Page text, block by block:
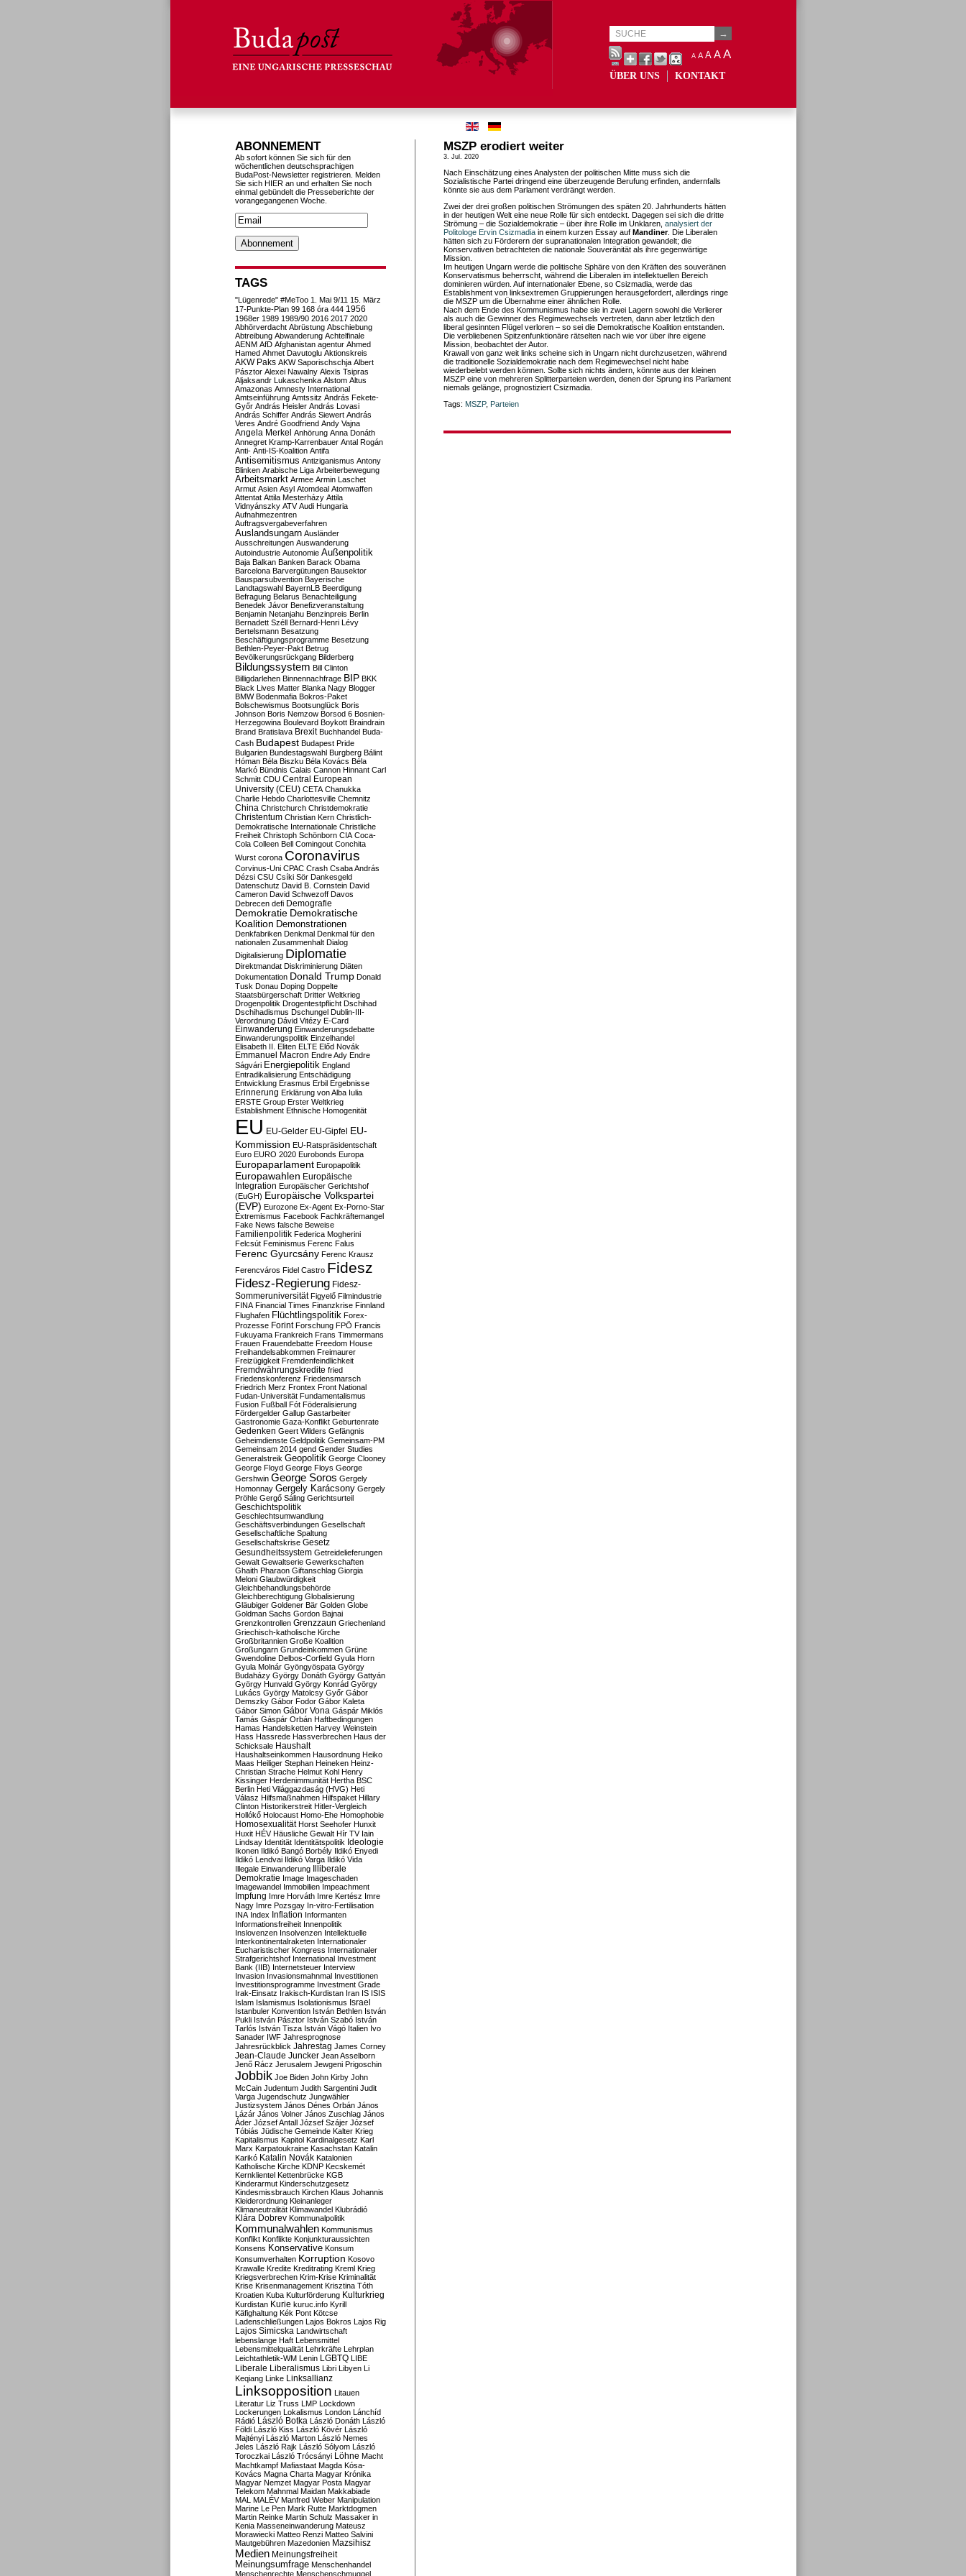
A A A AA
ÜBER UNS KONTAKT
MSZP erodiert weiter
3. Jul. 2020
Nach Einschätzung eines Analysten der politischen Mitte muss sich die
Sozialistische Partei dringend eine überzeugende Berufung erfinden, andernfalls
könnte sie aus dem Parlament verdrängt werden.
Zwei der drei großen politischen Strömungen des späten 20. Jahrhunderts hätten
in der heutigen Welt eine neue Rolle für sich entdeckt. Dagegen sei sich die dritte
Strömung – die Sozialdemokratie – über ihre Rolle im Unklaren, analysiert der
Politologe Ervin Csizmadia in einem kurzen Essay auf Mandiner. Die Liberalen
hätten sich zu Förderern der supranationalen Integration gewandelt; die
Konservativen betrachteten die nationale Souveränität als ihre gegenwärtige
Mission.
Im heutigen Ungarn werde die politische Sphäre von den Kräften des souveränen
Konservatismus beherrscht, während die Liberalen im intellektuellen Bereich
dominieren würden. Auf internationaler Ebene, so Csizmadia, werde das
Establishment von linksextremen Gruppierungen herausgefordert, allerdings ringe
die MSZP um die Übernahme einer ähnlichen Rolle.
Nach dem Ende des Kommunismus habe sie in zwei Lagern sowohl die Verlierer
als auch die Gewinner des Regimewechsels vertreten, dann aber letztlich den
liberal gesinnten Flügel verloren – so sei die Demokratische Koalition entstanden.
Die verbliebenen Spitzenfunktionäre rätselten nach wie vor über ihre eigene
Mission, beobachtet der Autor.
Krawall von ganz weit links scheine sich in Ungarn nicht durchzusetzen, während
die traditionelle Sozialdemokratie nach dem Regimewechsel nicht habe
wiederbelebt werden können. Sollte sich nichts ändern, könnte aus der kleinen
MSZP eine von mehreren Splitterparteien werden, denen der Sprung ins Parlament
niemals gelänge, prognostiziert Csizmadia.
Tags: MSZP, Parteien
ABONNEMENT
Ab sofort können Sie sich für den
wöchentlichen deutschsprachigen
BudaPost-Newsletter registrieren. Melden
Sie sich HIER an und erhalten Sie noch
einmal gebündelt die Presseberichte der
vorangegangenen Woche.
TAGS
"Lügenrede" #MeToo 1. Mai 9/11 15. März
17-Punkte-Plan 99 168 óra 444 1956
1968er 1989 1989/90 2016 2017 2020
Abhörverdacht Abrüstung Abschiebung
Abtreibung Abwanderung Achtelfinale
AENM AfD Afghanistan agentur Ahmed
Hamed Ahmet Davutoglu Aktionskreis
AKW Paks AKW Saporischschja Albert
Pásztor Alexei Nawalny Alexis Tsipras
Aljaksandr Lukaschenka Alstom Altus
Amazonas Amnesty International
Amtseinführung Amtssitz András Fekete-
Győr András Heisler András Lovasi
András Schiffer András Siewert András
Veres André Goodfriend Andy Vajna
Angela Merkel Anhörung Anna Donáth
Annegret Kramp-Karrenbauer Antal Rogán
Anti- Anti-IS-Koalition Antifa
Antisemitismus Antiziganismus Antony
Blinken Arabische Liga Arbeiterbewegung
Arbeitsmarkt Armee Armin Laschet
Armut Asien Asyl Atomdeal Atomwaffen
Attentat Attila Mesterházy Attila
Vidnyánszky ATV Audi Hungaria
Aufnahmezentren
Auftragsvergabeverfahren
Auslandsungarn Ausländer
Ausschreitungen Auswanderung
Autoindustrie Autonomie Außenpolitik
Baja Balkan Banken Barack Obama
Barcelona Barvergütungen Bausektor
Bausparsubvention Bayerische
Landtagswahl BayernLB Beerdigung
Befragung Belarus Benachteiligung
Benedek Jávor Benefizveranstaltung
Benjamin Netanjahu Benzinpreis Berlin
Bernadett Széll Bernard-Henri Lévy
Bertelsmann Besatzung
Beschäftigungsprogramme Besetzung
Bethlen-Peyer-Pakt Betrug
Bevölkerungsrückgang Bilderberg
Bildungssystem Bill Clinton
Billigdarlehen Binnennachfrage BIP BKK
Black Lives Matter Blanka Nagy Blogger
BMW Bodenmafia Bokros-Paket
Bolschewismus Bootsunglück Boris
Johnson Boris Nemzow Borsod 6 Bosnien-
Herzegowina Boulevard Boykott Braindrain
Brand Bratislava Brexit Buchhandel Buda-
Cash Budapest Budapest Pride
Bulgarien Bundestagswahl Burgberg Bálint
Hóman Béla Biszku Béla Kovács Béla
Markó Bündnis Calais Cannon Hinnant Carl
Schmitt CDU Central European
University (CEU) CETA Chanukka
Charlie Hebdo Charlottesville Chemnitz
China Christchurch Christdemokratie
Christentum Christian Kern Christlich-
Demokratische Internationale Christliche
Freiheit Christoph Schönborn CIA Coca-
Cola Colleen Bell Comingout Conchita
Wurst corona Coronavirus
Corvinus-Uni CPAC Crash Csaba András
Dézsi CSU Csíki Sör Dankesgeld
Datenschutz David B. Cornstein David
Cameron David Schwezoff Davos
Debrecen defi Demografie
Demokratie Demokratische
Koalition Demonstrationen
Denkfabriken Denkmal Denkmal für den
nationalen Zusammenhalt Dialog
Digitalisierung Diplomatie
Direktmandat Diskriminierung Diäten
Dokumentation Donald Trump Donald
Tusk Donau Doping Doppelte
Staatsbürgerschaft Dritter Weltkrieg
Drogenpolitik Drogentestpflicht Dschihad
Dschihadismus Dschungel Dublin-III-
Verordnung Dávid Vitézy E-Card
Einwanderung Einwanderungsdebatte
Einwanderungspolitik Einzelhandel
Elisabeth II. Eliten ELTE Előd Novák
Emmanuel Macron Endre Ady Endre
Ságvári Energiepolitik England
Entradikalisierung Entschädigung
Entwicklung Erasmus Erbil Ergebnisse
Erinnerung Erklärung von Alba Iulia
ERSTE Group Erster Weltkrieg
Establishment Ethnische Homogenität
EU EU-Gelder EU-Gipfel EU-
Kommission EU-Ratspräsidentschaft
Euro EURO 2020 Eurobonds Europa
Europaparlament Europapolitik
Europawahlen Europäische
Integration Europäischer Gerichtshof
(EuGH) Europäische Volkspartei
(EVP) Eurozone Ex-Agent Ex-Porno-Star
Extremismus Facebook Fachkräftemangel
Fake News falsche Beweise
Familienpolitik Federica Mogherini
Felcsút Feminismus Ferenc Falus
Ferenc Gyurcsány Ferenc Krausz
Ferencváros Fidel Castro Fidesz
Fidesz-Regierung Fidesz-
Sommeruniversität Figyelő Filmindustrie
FINA Financial Times Finanzkrise Finnland
Flughafen Flüchtlingspolitik Forex-
Prozesse Forint Forschung FPÖ Francis
Fukuyama Frankreich Frans Timmermans
Frauen Frauendebatte Freedom House
Freihandelsabkommen Freimaurer
Freizügigkeit Fremdenfeindlichkeit
Fremdwährungskredite fried
Friedenskonferenz Friedensmarsch
Friedrich Merz Frontex Front National
Fudan-Universität Fundamentalismus
Fusion Fußball Fót Föderalisierung
Fördergelder Gallup Gastarbeiter
Gastronomie Gaza-Konflikt Geburtenrate
Gedenken Geert Wilders Gefängnis
Geheimdienste Geldpolitik Gemeinsam-PM
Gemeinsam 2014 gend Gender Studies
Generalstreik Geopolitik George Clooney
George Floyd George Floys George
Gershwin George Soros Gergely
Homonnay Gergely Karácsony Gergely
Pröhle Gergő Sáling Gerichtsurteil
Geschichtspolitik
Geschlechtsumwandlung
Geschäftsverbindungen Gesellschaft
Gesellschaftliche Spaltung
Gesellschaftskrise Gesetz
Gesundheitssystem Getreidelieferungen
Gewalt Gewaltserie Gewerkschaften
Ghaith Pharaon Giftanschlag Giorgia
Meloni Glaubwürdigkeit
Gleichbehandlungsbehörde
Gleichberechtigung Globalisierung
Gläubiger Goldener Bär Golden Globe
Goldman Sachs Gordon Bajnai
Grenzkontrollen Grenzzaun Griechenland
Griechisch-katholische Kirche
Großbritannien Große Koalition
Großungarn Grundeinkommen Grüne
Gwendoline Delbos-Corfield Gyula Horn
Gyula Molnár Gyöngyöspata György
Budaházy György Donáth György Gattyán
György Hunvald György Konrád György
Lukács György Matolcsy Győr Gábor
Demszky Gábor Fodor Gábor Kaleta
Gábor Simon Gábor Vona Gáspár Miklós
Tamás Gáspár Orbán Haftbedingungen
Hamas Handelsketten Harvey Weinstein
Hass Hassrede Hassverbrechen Haus der
Schicksale Haushalt
Haushaltseinkommen Hausordnung Heiko
Maas Heiliger Stephan Heineken Heinz-
Christian Strache Helmut Kohl Henry
Kissinger Herdenimmunität Hertha BSC
Berlin Heti Világgazdaság (HVG) Heti
Válasz Hilfsmaßnahmen Hilfspaket Hillary
Clinton Historikerstreit Hitler-Vergleich
Hollókő Holocaust Homo-Ehe Homophobie
Homosexualität Horst Seehofer Hunxit
Huxit HÉV Häusliche Gewalt Hír TV Iain
Lindsay Identität Identitätspolitik Ideologie
Ikonen Ildikó Bangó Borbély Ildikó Enyedi
Ildikó Lendvai Ildikó Varga Ildikó Vida
Illegale Einwanderung Illiberale
Demokratie Image Imageschaden
Imagewandel Immobilien Impeachment
Impfung Imre Horváth Imre Kertész Imre
Nagy Imre Pozsgay In-vitro-Fertilisation
INA Index Inflation Informanten
Informationsfreiheit Innenpolitik
Inslovenzen Insolvenzen Intellektuelle
Interkontinentalraketen Internationaler
Eucharistischer Kongress Internationaler
Strafgerichtshof International Investment
Bank (IIB) Internetsteuer Interview
Invasion Invasionsmahnmal Investitionen
Investitionsprogramme Investment Grade
Irak-Einsatz Irakisch-Kurdistan Iran IS ISIS
Islam Islamismus Isolationismus Israel
Istanbuler Konvention István Bethlen István
Pukli István Pásztor István Szabó István
Tarlós István Tisza István Vágó Italien Ivo
Sanader IWF Jahresprognose
Jahresrückblick Jahrestag James Corney
Jean-Claude Juncker Jean Asselborn
Jenő Rácz Jerusalem Jewgeni Prigoschin
Jobbik Joe Biden John Kirby John
McCain Judentum Judith Sargentini Judit
Varga Jugendschutz Jungwähler
Justizsystem János Dénes Orbán János
Lázár János Volner János Zuschlag János
Áder József Antall József Szájer József
Tóbiás Jüdische Gemeinde Kalter Krieg
Kapitalismus Kapitol Kardinalgesetz Karl
Marx Karpatoukraine Kasachstan Katalin
Karikó Katalin Novák Katalonien
Katholische Kirche KDNP Kecskemét
Kernklientel Kettenbrücke KGB
Kinderarmut Kinderschutzgesetz
Kindesmissbrauch Kirchen Klaus Johannis
Kleiderordnung Kleinanleger
Klimaneutralität Klimawandel Klubrádió
Klára Dobrev Kommunalpolitik
Kommunalwahlen Kommunismus
Konflikt Konflikte Konjunkturaussichten
Konsens Konservative Konsum
Konsumverhalten Korruption Kosovo
Krawalle Kredite Kreditrating Kreml Krieg
Kriegsverbrechen Krim-Krise Kriminalität
Krise Krisenmanagement Krisztina Tóth
Kroatien Kuba Kulturförderung Kulturkrieg
Kurdistan Kurie kuruc.info Kyrill
Käfighaltung Kék Pont Kötcse
Ladenschließungen Lajos Bokros Lajos Rig
Lajos Simicska Landwirtschaft
lebenslange Haft Lebensmittel
Lebensmittelqualität Lehrkräfte Lehrplan
Leichtathletik-WM Lenin LGBTQ LIBE
Liberale Liberalismus Libri Libyen Li
Keqiang Linke Linksallianz
Linksopposition Litauen
Literatur Liz Truss LMP Lockdown
Lockerungen Lokalismus London Lánchíd
Rádió
László Botka László Donáth László
Földi László Kiss László Kövér László
Majtényi László Marton László Nemes
Jeles László Rajk László Sólyom László
Toroczkai László Trócsányi Löhne Macht
Machtkampf Mafiastaat Magda Kósa-
Kovács Magna Charta Magyar Krónika
Magyar Nemzet Magyar Posta Magyar
Telekom Mahnmal Maidan Makkabiade
MAL MALÉV Manfred Weber Manipulation
Marine Le Pen Mark Rutte Marktdogmen
Martin Reinke Martin Schulz Massaker in
Kenia Masseneinwanderung Mateusz
Morawiecki Matteo Renzi Matteo Salvini
Mautgebühren Mazedonien Mazsihisz
Medien Meinungsfreiheit
Meinungsumfrage Menschenhandel
Menschenrechte Menschenschmuggel